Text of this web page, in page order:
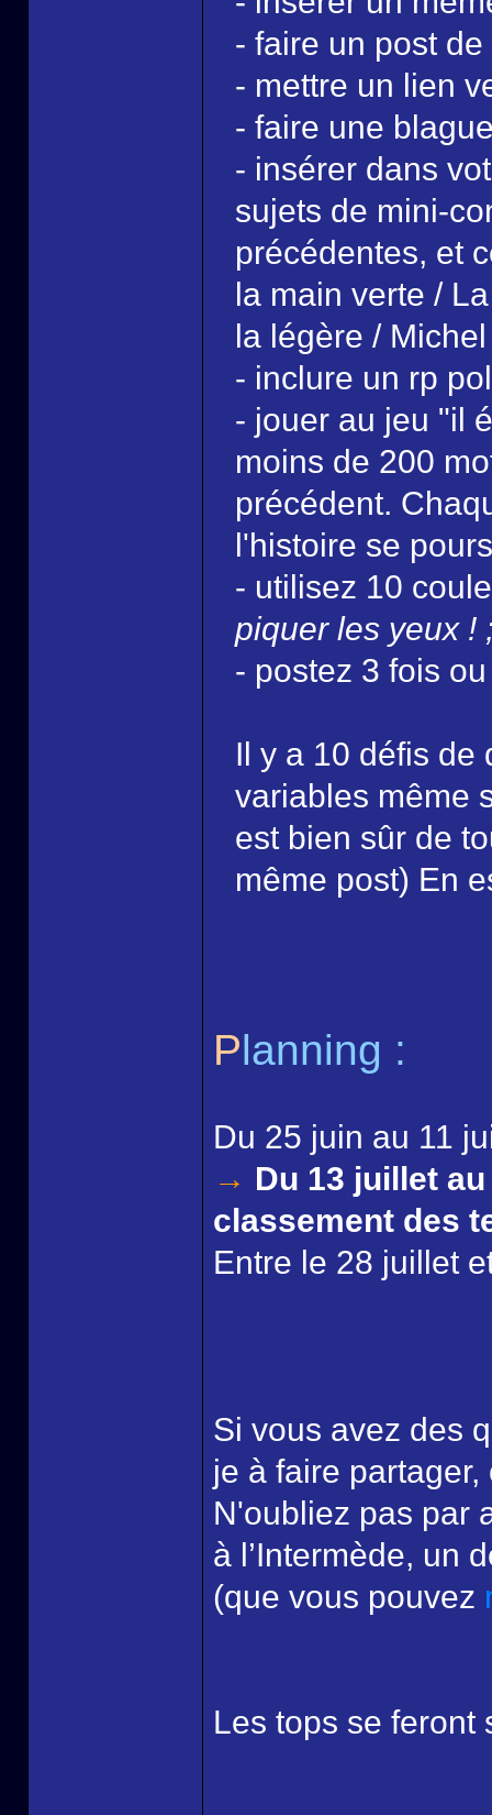
- faire un post
- mettre un lien
- faire une
- insérer dans
sujets de mini-
précédentes, et
la main verte /
la légère /
- inclure un rp
- jouer au jeu "il
moins de 200
précédent.
l'histoire se
- utilisez 10
piquer les yeux !
- postez 3 fois
Il y a 10 défis de
variables même
est bien sûr de
même post) En
Planning :
Du 25 juin au 11
→ Du 13 juillet
classement des
Entre le 28 juillet
Si vous avez des
je à faire
N'oubliez pas par
à l’Intermède, un
(que vous pouvez
Les tops se feront